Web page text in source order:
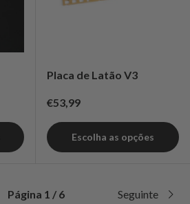
Placa de Latão V3
Preço normal
€53,99
Escolha as opções
Página 1 / 6 Seguinte